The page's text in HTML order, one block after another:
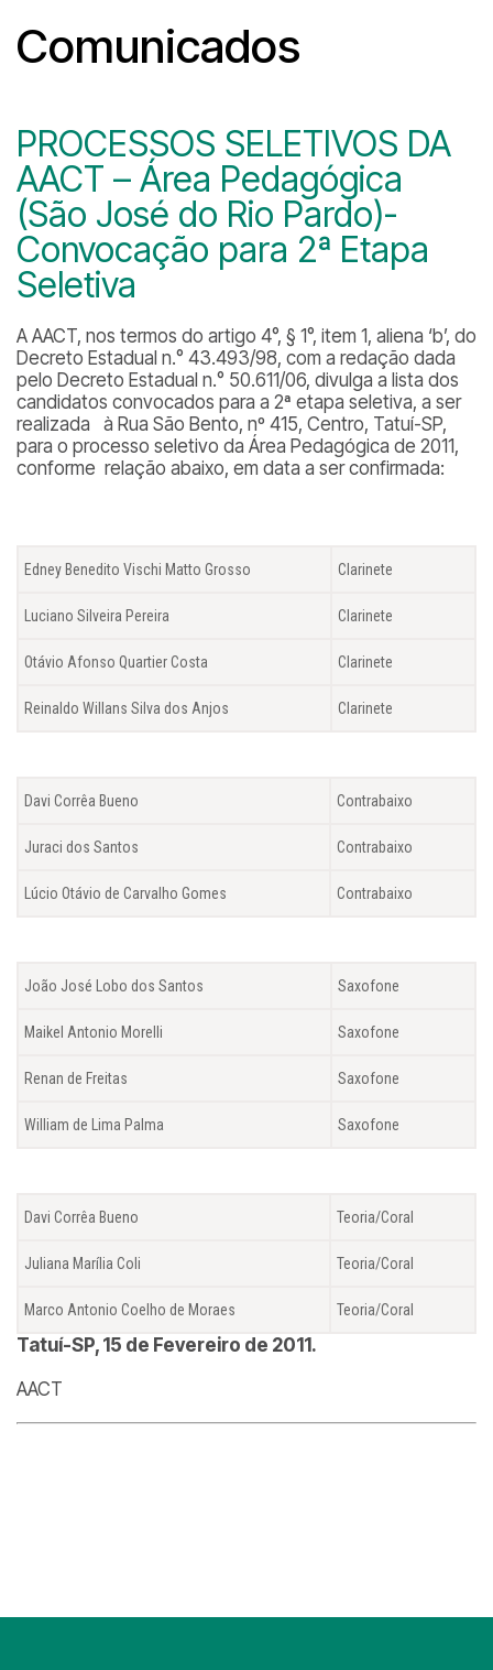
Comunicados
PROCESSOS SELETIVOS DA
AACT – Área Pedagógica
(São José do Rio Pardo)-
Convocação para 2ª Etapa
Seletiva
A AACT, nos termos do artigo 4°, § 1°, item 1, aliena ‘b’, do
Decreto Estadual n.° 43.493/98, com a redação dada
pelo Decreto Estadual n.° 50.611/06, divulga a lista dos
candidatos convocados para a 2ª etapa seletiva, a ser
realizada à Rua São Bento, nº 415, Centro, Tatuí-SP,
para o processo seletivo da Área Pedagógica de 2011,
conforme relação abaixo, em data a ser confirmada:
Edney Benedito Vischi Matto Grosso Clarinete
Luciano Silveira Pereira Clarinete
Otávio Afonso Quartier Costa Clarinete
Reinaldo Willans Silva dos Anjos Clarinete
Davi Corrêa Bueno Contrabaixo
Juraci dos Santos Contrabaixo
Lúcio Otávio de Carvalho Gomes Contrabaixo
João José Lobo dos Santos Saxofone
Maikel Antonio Morelli Saxofone
Renan de Freitas Saxofone
William de Lima Palma Saxofone
Davi Corrêa Bueno Teoria/Coral
Juliana Marília Coli Teoria/Coral
Marco Antonio Coelho de Moraes Teoria/Coral
Tatuí-SP, 15 de Fevereiro de 2011.
AACT